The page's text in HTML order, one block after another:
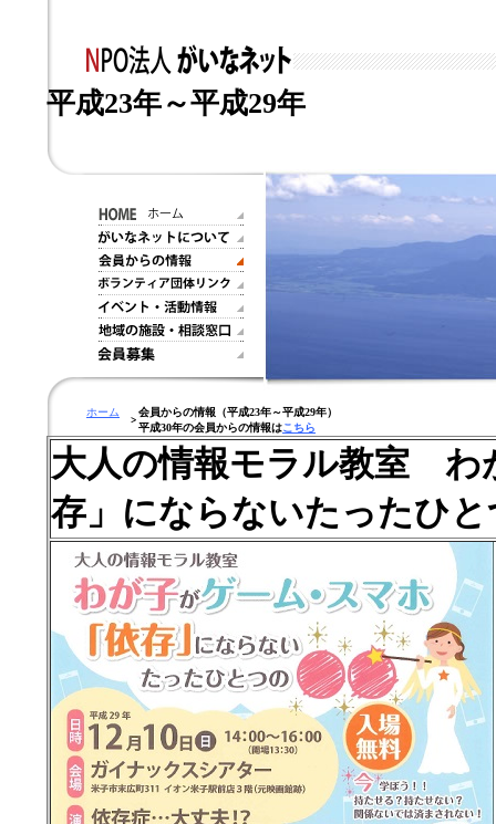
ホーム
会員からの情報（平成23年～平成29年）
平成30年の会員からの情報はこちら
平成23年～平成29年
大人の情報モラル教室 わ
存」にならないたったひ